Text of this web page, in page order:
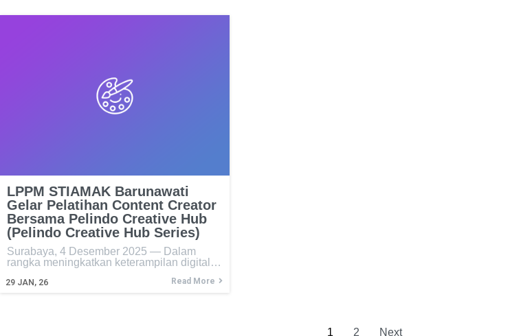
LPPM STIAMAK Barunawati
Gelar Pelatihan Content Creator
Bersama Pelindo Creative Hub
(Pelindo Creative Hub Series)
29 JAN, 26
Surabaya, 4 Desember 2025 — Dalam
rangka meningkatkan keterampilan digital…
Read More
1 2 Next